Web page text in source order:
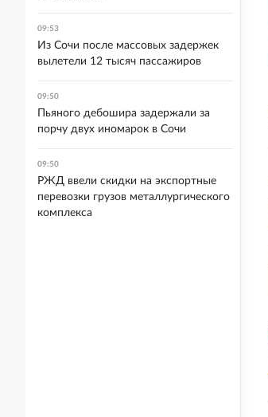
09:53
Из Сочи после массовых задержек
вылетели 12 тысяч пассажиров
09:50
Пьяного дебошира задержали за
порчу двух иномарок в Сочи
09:50
РЖД ввели скидки на экспортные
перевозки грузов металлургического
комплекса